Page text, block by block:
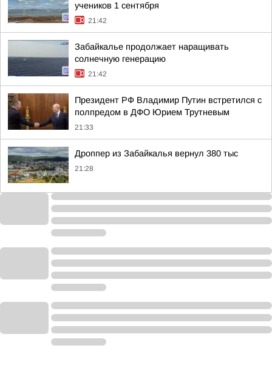
учеников 1 сентября
21:42
Забайкалье продолжает наращивать
солнечную генерацию
21:42
Президент РФ Владимир Путин встретился с
полпредом в ДФО Юрием Трутневым
21:33
Дроппер из Забайкалья вернул 380 тыс
21:28